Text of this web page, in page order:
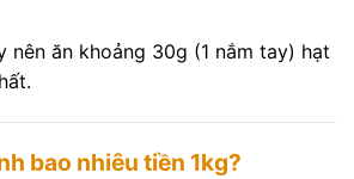
nên ăn khoảng 30g (1 nắm tay) hạt
bao nhiêu tiền 1kg?